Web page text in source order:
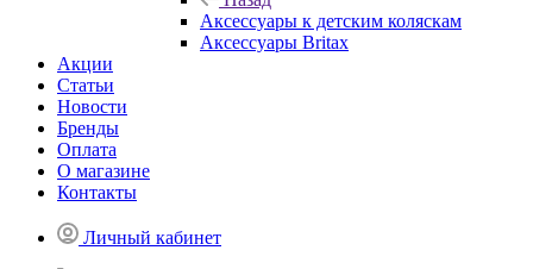
Аксессуары к детским коляскам
Аксессуары Britax
Акции
Статьи
Новости
Бренды
Оплата
О магазине
Контакты
Личный кабинет